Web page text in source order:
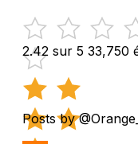
2.42 sur 5 33,750
Posts by